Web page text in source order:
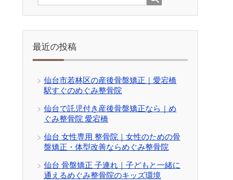
最近の投稿
仙台市若林区の産後骨盤矯正｜愛宕橋
駅すぐのめぐみ整骨院
仙台で託児付き産後骨盤矯正なら｜め
ぐみ整骨院 愛宕橋
仙台 女性専用 整骨院｜女性のための骨
盤矯正・体型改善ならめぐみ整骨院
仙台 骨盤矯正 子連れ｜子どもと一緒に
通えるめぐみ整骨院のキッズ環境